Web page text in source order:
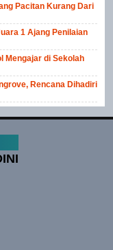
Pacitan Kurang Dari
1 Ajang Penilaian
Mengajar di Sekolah
Rencana Dihadiri